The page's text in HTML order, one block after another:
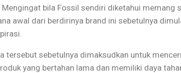
bila Fossil sendiri diketahui memang
awal dari berdirinya brand ini sebetulnya
tersebut sebetulnya dimaksudkan untuk
yang bertahan lama dan memiliki daya